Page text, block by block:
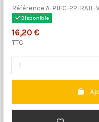
RéférenceA-PIEC-22-RAIL-
Disponible
16,20 €
TTC